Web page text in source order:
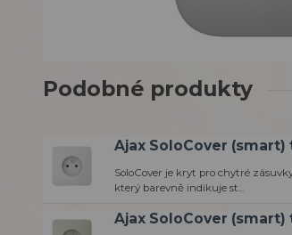
Podobné produkty
Ajax SoloCover
SoloCover je kryt pro chytré
který barevně indikuje st...
Ajax SoloCover